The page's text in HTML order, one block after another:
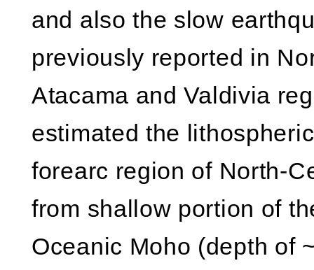
and also the slow
previously reported in
Atacama and Valdivia
estimated the
forearc region of North-
from shallow portion of
Oceanic Moho (depth of